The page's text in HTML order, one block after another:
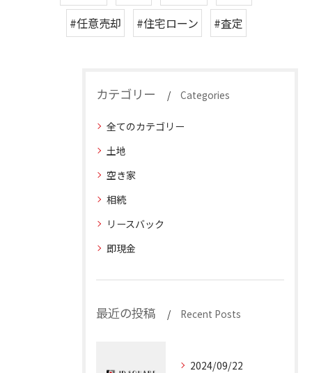
#任意売却 #住宅ローン #査定
カテゴリー Categories
全てのカテゴリー
土地
空き家
相続
リースバック
即現金
最近の投稿 Recent Posts
2024/09/22